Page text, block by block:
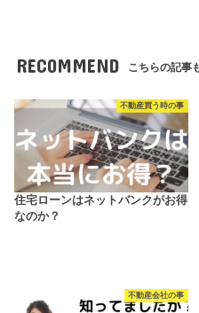
RECOMMEND こちらの記事
不動産買う時の事
住宅ローンはネットバンクがお得
なのか？
不動産会社の事